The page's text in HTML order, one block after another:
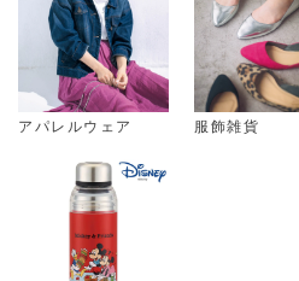
アパレルウェア 服飾雑貨